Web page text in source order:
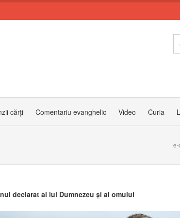
cărți Comentariu evanghelic Video Curia
e-
declarat al lui Dumnezeu și al omului